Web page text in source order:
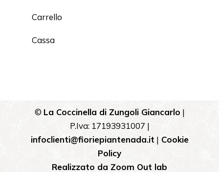
Carrello
Cassa
© La Coccinella di Zungoli Giancarlo |
P.Iva: 17193931007 |
infoclienti@fioriepiantenada.it | Cookie
Policy
Realizzato da Zoom Out lab